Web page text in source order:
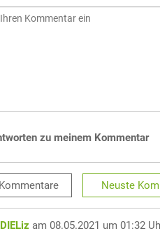
zu meinem Kommentar
Kommentare Neuste
DIELiz am 08.05.2021 um 01:32